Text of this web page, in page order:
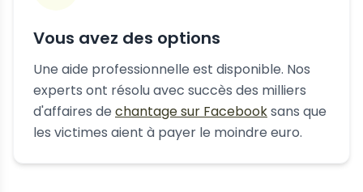
Vous avez des options
Une aide professionnelle est disponible. Nos
experts ont résolu avec succès des milliers
d'affaires de chantage sur Facebooksans que
les victimes aient à payer le moindre euro.